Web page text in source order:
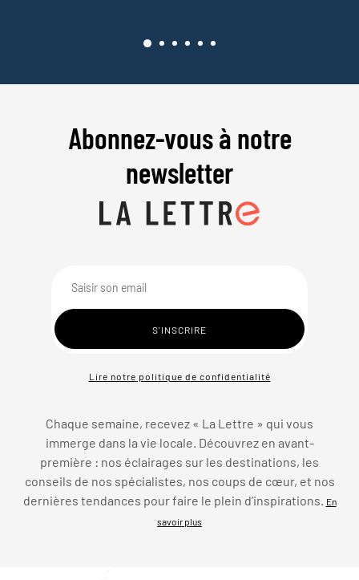
Abonnez-vous à notre
newsletter
Lire notre politique de confidentialité
Chaque semaine, recevez « La Lettre » qui vous
immerge dans la vie locale. Découvrez en avant-
première : nos éclairages sur les destinations, les
conseils de nos spécialistes, nos coups de cœur, et nos
dernières tendances pour faire le plein d’inspirations. En
savoir plus